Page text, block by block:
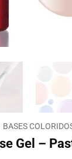
BASES
Gel –